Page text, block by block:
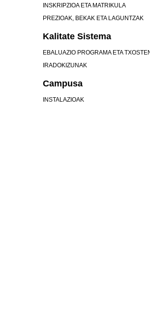
INSKRIPZIOA ETA MATRIKULA
PREZIOAK, BEKAK ETA LAGUNTZAK
Kalitate Sistema
EBALUAZIO PROGRAMA ETA
IRADOKIZUNAK
Campusa
INSTALAZIOAK